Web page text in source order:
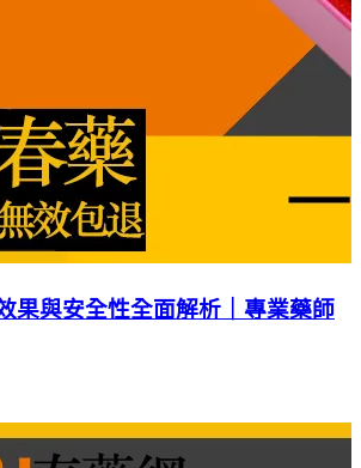
果與安全性全面解析｜專業藥師